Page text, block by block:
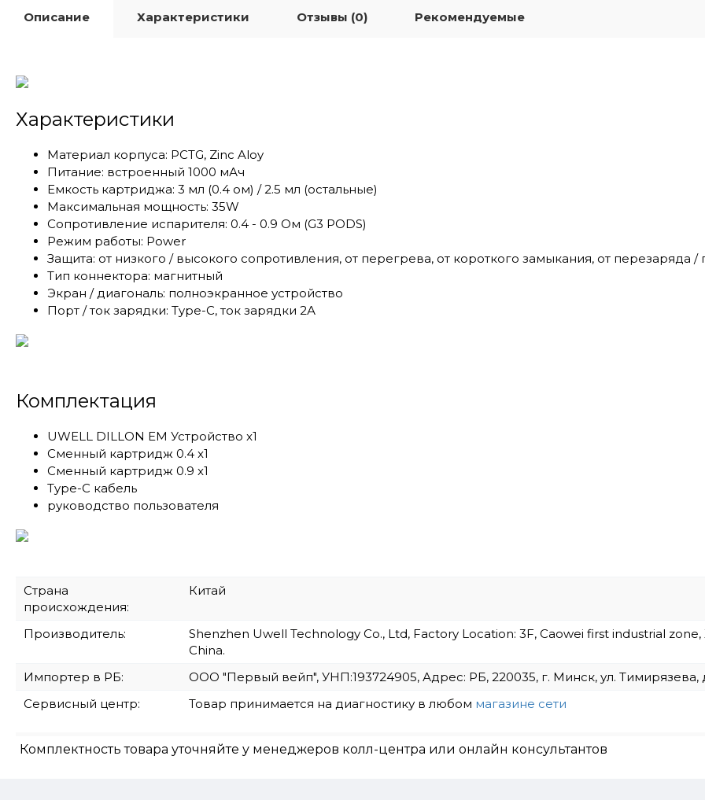
Описание Характеристики Отзывы (0) Рекомендуемые
Характеристики
Материал корпуса: PCTG, Zinc Aloy
Питание: встроенный 1000 мАч
Емкость картриджа: 3 мл (0.4 ом) / 2.5 мл (остальные)
Максимальная мощность: 35W
Сопротивление испарителя: 0.4 - 0.9 Ом (G3 PODS)
Режим работы: Power
Защита: от низкого / высокого сопротивления, от перегрева, от короткого замыкания, от перезаряда
Тип коннектора: магнитный
Экран / диагональ: полноэкранное устройство
Порт / ток зарядки: Type-C, ток зарядки 2А
Комплектация
UWELL DILLON EM Устройство x1
Сменный картридж 0.4 x1
Сменный картридж 0.9 x1
Type-C кабель
руководство пользователя
Страна
происхождения:
Китай
Производитель:
Shenzhen Uwell Technology Co., Ltd, Factory Location: 3F, Caowei first industrial
China.
Импортер в РБ:
ООО "Первый вейп", УНП:193724905, Адрес: РБ, 220035, г. Минск, ул. Тимирязева,
Сервисный центр:
Товар принимается на диагностику в любом магазине сети
Комплектность товара уточняйте у менеджеров колл-центра или онлайн консультантов